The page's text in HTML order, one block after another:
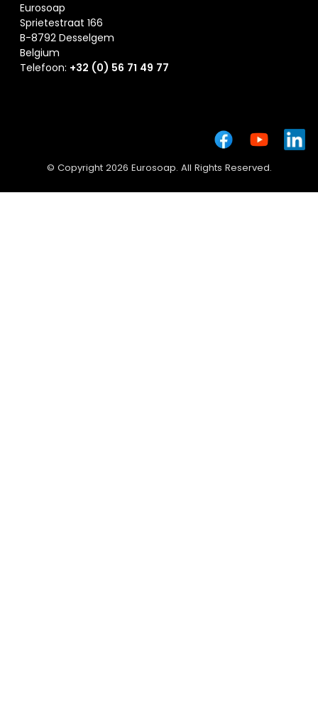
Eurosoap
Sprietestraat 166
B-8792 Desselgem
Belgium
Telefoon: +32 (0) 56 71 49 77
© Copyright 2026 Eurosoap. All Rights Reserved.